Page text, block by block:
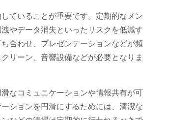
ていることが重要です。定期的なメン
やデータ消失といったリスクを低減す
合わせ、プレゼンテーションなどが頻
リーン、音響設備などが必要となりま
なコミュニケーションや情報共有が可
ションを円滑にするためには、清潔な